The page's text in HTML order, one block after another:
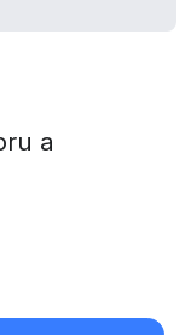
a